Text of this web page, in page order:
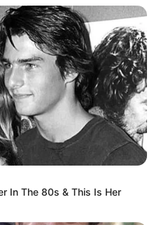
In The 80s & This Is Her